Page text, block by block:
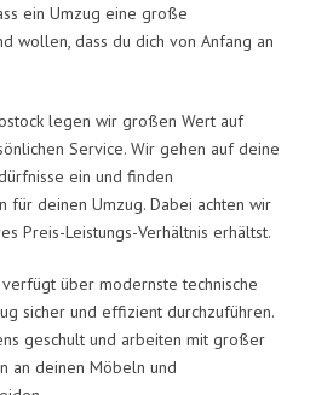
ein Umzug eine große
wollen, dass du dich von Anfang an
legen wir großen Wert auf
Service. Wir gehen auf deine
ein und finden
für deinen Umzug. Dabei achten wir
Preis-Leistungs-Verhältnis erhältst.
über modernste technische
sicher und effizient durchzuführen.
geschult und arbeiten mit großer
an deinen Möbeln und